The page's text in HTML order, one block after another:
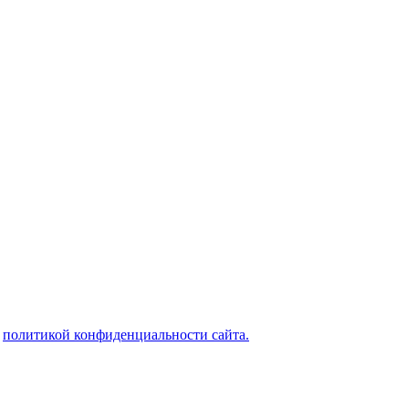
политикой конфиденциальности сайта.